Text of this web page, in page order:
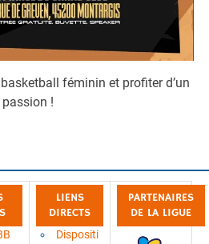
féminin et profiter d’un
passion !
LIENS
DIRECTS
Dispositi
PARTENAIRES
DE LA LIGUE